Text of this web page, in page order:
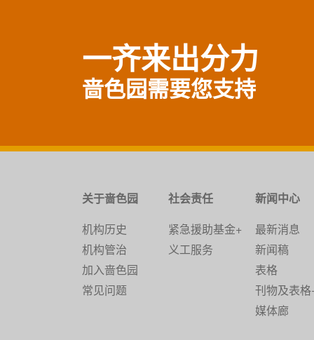
一齐来出分力
啬色园需要您支持
关于啬色园
机构历史
机构管治
加入啬色园
常见问题
社会责任
紧急援助基金+
义工服务
新闻中心
最新消息
新闻稿
表格
刊物及表格
媒体廊